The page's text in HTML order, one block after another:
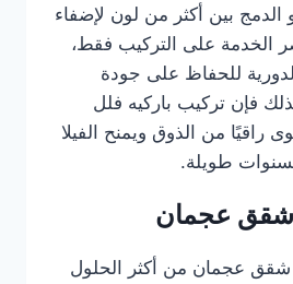
الدمج بين أكثر من لون لإضفاء
الخدمة على التركيب فقط،
للحفاظ على جودة
فإن تركيب باركيه فلل
من الذوق ويمنح الفيلا
طويلة.
شقق عجمان
شقق عجمان من أكثر الحلول